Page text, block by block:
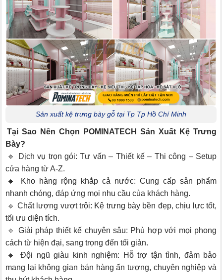
Sản xuất kệ trưng bày gỗ tại Tp Tp Hồ Chí Minh
Tại Sao Nên Chọn POMINATECH Sản Xuất Kệ Trưng
Bày?
🔹 Dịch vụ trọn gói: Tư vấn – Thiết kế – Thi công – Setup
cửa hàng từ A-Z.
🔹 Kho hàng rộng khắp cả nước: Cung cấp sản phẩm
nhanh chóng, đáp ứng mọi nhu cầu của khách hàng.
🔹 Chất lượng vượt trội: Kệ trưng bày bền đẹp, chịu lực tốt,
tối ưu diện tích.
🔹 Giải pháp thiết kế chuyên sâu: Phù hợp với mọi phong
cách từ hiện đại, sang trọng đến tối giản.
🔹 Đội ngũ giàu kinh nghiệm: Hỗ trợ tận tình, đảm bảo
mang lại không gian bán hàng ấn tượng, chuyên nghiệp và